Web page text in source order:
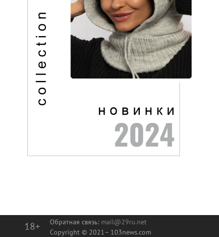
18+ Обратная связь: mail@29ru.net
Copyright © 2021– 103news.com